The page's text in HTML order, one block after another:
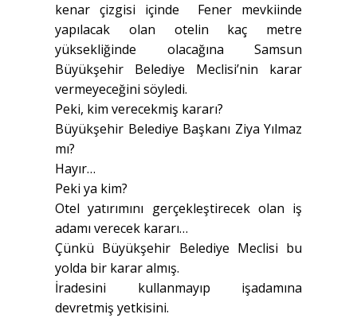
kenar çizgisi içinde Fener mevkiinde
yapılacak olan otelin kaç metre
yüksekliğinde olacağına Samsun
Büyükşehir Belediye Meclisi’nin karar
vermeyeceğini söyledi.
Peki, kim verecekmiş kararı?
Büyükşehir Belediye Başkanı Ziya Yılmaz
mı?
Hayır…
Peki ya kim?
Otel yatırımını gerçekleştirecek olan iş
adamı verecek kararı…
Çünkü Büyükşehir Belediye Meclisi bu
yolda bir karar almış.
İradesini kullanmayıp işadamına
devretmiş yetkisini.